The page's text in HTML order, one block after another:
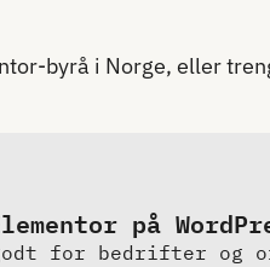
byrå i Norge, eller
på
for bedrifter og